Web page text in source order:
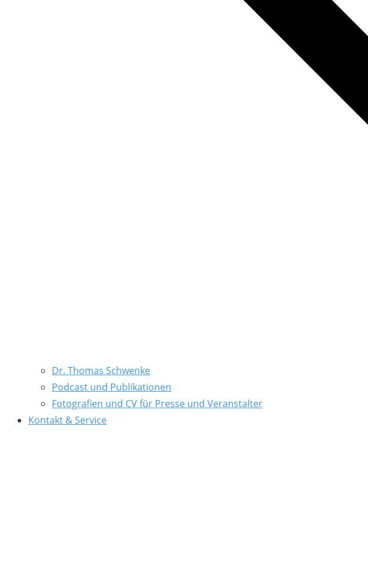
Dr. Thomas Schwenke
Podcast und Publikationen
Fotografien und CV für Presse und Veranstalter
Kontakt & Service